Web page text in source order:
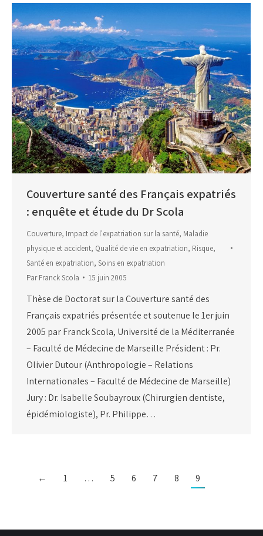
Couverture santé des Français expatriés
: enquête et étude du Dr Scola
Couverture, Impact de l'expatriation sur la santé, Maladie
physique et accident, Qualité de vie en expatriation, Risque,
Santé en expatriation, Soins en expatriation
ParFranck Scola 15 juin 2005
Thèse de Doctorat sur la Couverture santé des
Français expatriés présentée et soutenue le 1er juin
2005 par Franck Scola, Université de la Méditerranée
– Faculté de Médecine de Marseille Président : Pr.
Olivier Dutour (Anthropologie – Relations
Internationales – Faculté de Médecine de Marseille)
Jury : Dr. Isabelle Soubayroux (Chirurgien dentiste,
épidémiologiste), Pr. Philippe…
← 1 … 5 6 7 8 9